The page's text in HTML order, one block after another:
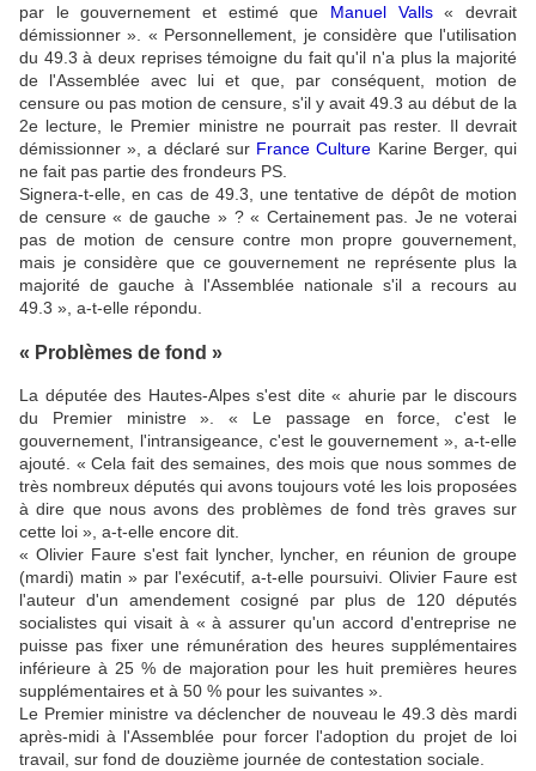
par le gouvernement et estimé que Manuel Valls« devrait
démissionner ». « Personnellement, je considère que l'utilisation
du 49.3 à deux reprises témoigne du fait qu'il n'a plus la majorité
de l'Assemblée avec lui et que, par conséquent, motion de
censure ou pas motion de censure, s'il y avait 49.3 au début de la
2e lecture, le Premier ministre ne pourrait pas rester. Il devrait
démissionner », a déclaré sur France Culture Karine Berger, qui
ne fait pas partie des frondeurs PS.
Signera-t-elle, en cas de 49.3, une tentative de dépôt de motion
de censure « de gauche » ? « Certainement pas. Je ne voterai
pas de motion de censure contre mon propre gouvernement,
mais je considère que ce gouvernement ne représente plus la
majorité de gauche à l'Assemblée nationale s'il a recours au
49.3 », a-t-elle répondu.
« Problèmes de fond »
La députée des Hautes-Alpes s'est dite « ahurie par le discours
du Premier ministre ». « Le passage en force, c'est le
gouvernement, l'intransigeance, c'est le gouvernement », a-t-elle
ajouté. « Cela fait des semaines, des mois que nous sommes de
très nombreux députés qui avons toujours voté les lois proposées
à dire que nous avons des problèmes de fond très graves sur
cette loi », a-t-elle encore dit.
« Olivier Faure s'est fait lyncher, lyncher, en réunion de groupe
(mardi) matin » par l'exécutif, a-t-elle poursuivi. Olivier Faure est
l'auteur d'un amendement cosigné par plus de 120 députés
socialistes qui visait à « à assurer qu'un accord d'entreprise ne
puisse pas fixer une rémunération des heures supplémentaires
inférieure à 25 % de majoration pour les huit premières heures
supplémentaires et à 50 % pour les suivantes ».
Le Premier ministre va déclencher de nouveau le 49.3 dès mardi
après-midi à l'Assemblée pour forcer l'adoption du projet de loi
travail, sur fond de douzième journée de contestation sociale.